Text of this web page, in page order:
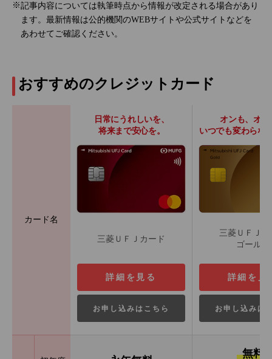
記事内容については執筆時点から情報が改定される場合があり
ます。最新情報は公的機関のWEBサイトや公式サイトなどを
あわせてご確認ください。
おすすめのクレジットカード
カード名
日常にうれしいを、
将来まで安心を。
オンも、オフ
いつでも変わらな
三菱ＵＦＪカード
三菱ＵＦＪカ
ゴールド
詳細を見る
お申し込みはこちら
詳細を見
お申し込みは
無料